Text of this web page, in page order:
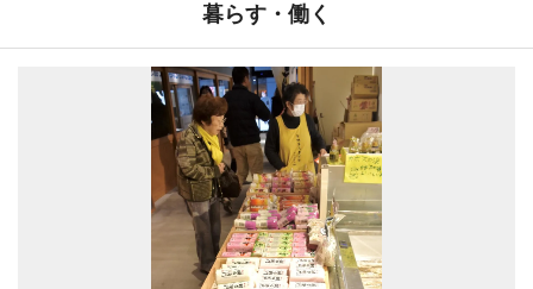
暮らす・働く